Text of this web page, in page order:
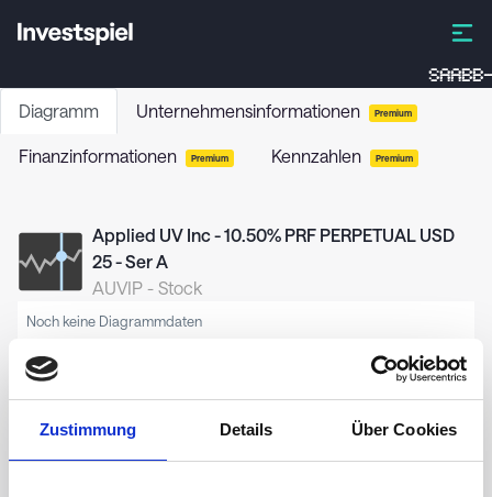
Zustimmung Details Über Cookies
SAABB-
Diagramm Unternehmensinformationen Premium
Finanzinformationen Premium Kennzahlen Premium
Applied UV Inc - 10.50% PRF PERPETUAL USD
25 - Ser A
AUVIP - Stock
Noch keine Diagrammdaten